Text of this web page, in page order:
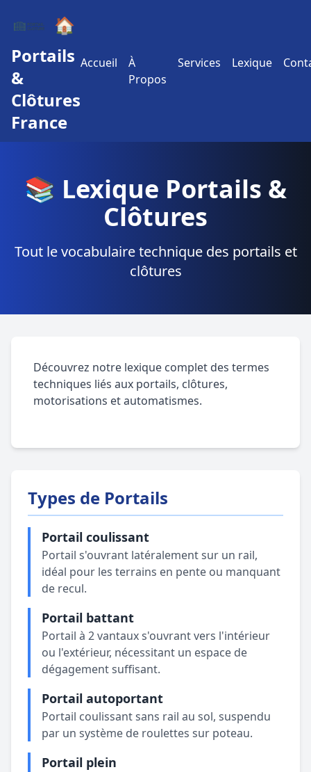
🏠
Portails
&
Clôtures
France
Accueil
À
Propos
Services Lexique
📚 Lexique Portails &
Clôtures
Tout le vocabulaire technique des portails et
clôtures
Découvrez notre lexique complet des termes
techniques liés aux portails, clôtures,
motorisations et automatismes.
Types de Portails
Portail coulissant
Portail s'ouvrant latéralement sur un rail,
idéal pour les terrains en pente ou manquant
de recul.
Portail battant
Portail à 2 vantaux s'ouvrant vers l'intérieur
ou l'extérieur, nécessitant un espace de
dégagement suffisant.
Portail autoportant
Portail coulissant sans rail au sol, suspendu
par un système de roulettes sur poteau.
Portail plein